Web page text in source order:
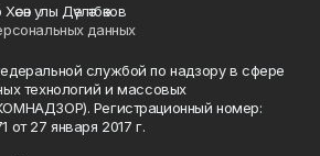
улы Дәүләтбәков
данных
службой по надзору в сфере
технологий и массовых
Регистрационный номер:
27 января 2017 г.